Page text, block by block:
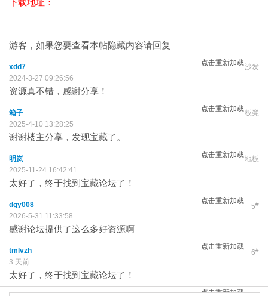
下载地址：
游客，如果您要查看本帖隐藏内容请回复
点击重新加载沙发
xdd7
2024-3-27 09:26:56
资源真不错，感谢分享！
点击重新加载板凳
箱子
2025-4-10 13:28:25
谢谢楼主分享，发现宝藏了。
点击重新加载地板
明岚
2025-11-24 16:42:41
太好了，终于找到宝藏论坛了！
点击重新加载
5#
dgy008
2026-5-31 11:33:58
感谢论坛提供了这么多好资源啊
点击重新加载
6#
tmlvzh
3 天前
太好了，终于找到宝藏论坛了！
点击重新加载